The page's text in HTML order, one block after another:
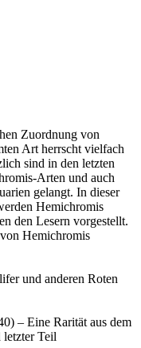
Zuordnung von
Art herrscht vielfach
sind in den letzten
Arten und auch
gelangt. In dieser
Hemichromis
den Lesern vorgestellt.
Hemichromis
und anderen Roten
– Eine Rarität aus dem
Teil